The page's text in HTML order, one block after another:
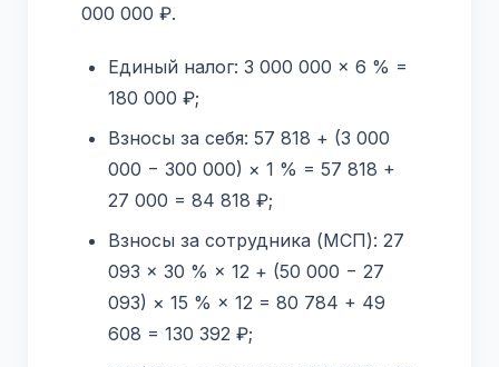
000 000 ₽.
Единый налог: 3 000 000 × 6 % =
180 000 ₽;
Взносы за себя: 57 818 + (3 000
000 − 300 000) × 1 % = 57 818 +
27 000 = 84 818 ₽;
Взносы за сотрудника (МСП): 27
093 × 30 % × 12 + (50 000 − 27
093) × 15 % × 12 = 80 784 + 49
608 = 130 392 ₽;